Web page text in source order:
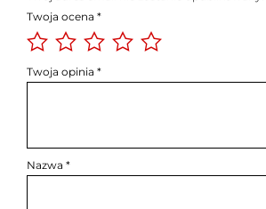
Twoja ocena *
Twoja opinia *
Nazwa *